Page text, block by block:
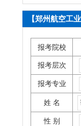
【郑州航空工
报考院校
报考层次
报考专业
姓 名
性 别